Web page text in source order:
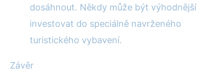
dosáhnout. Někdy může být výhodnější
investovat do speciálně navrženého
turistického vybavení.
Závěr